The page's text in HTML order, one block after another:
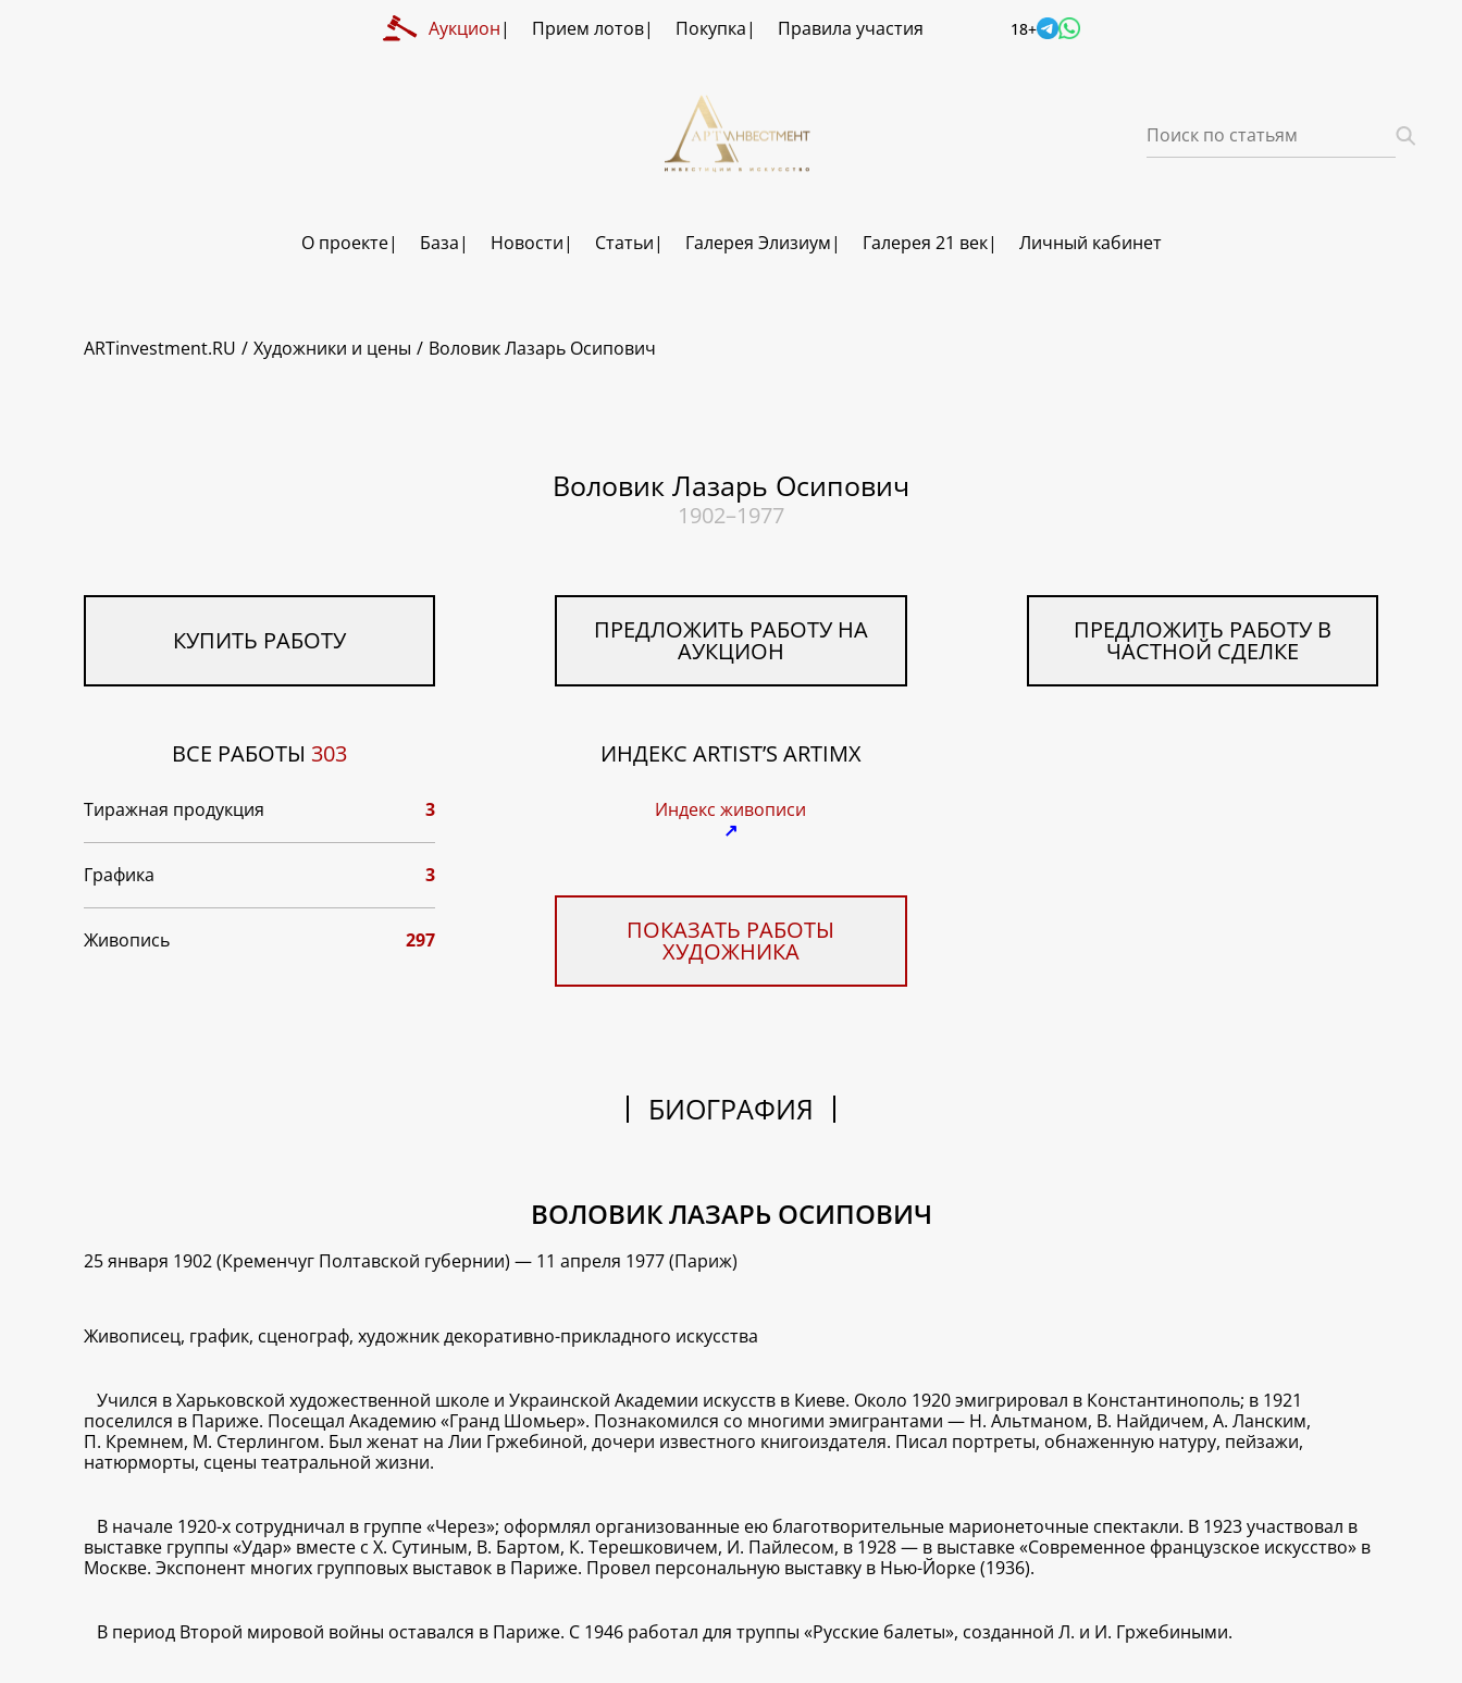
Аукцион Прием лотов Покупка Правила участия 18+
О проекте База Новости Статьи Галерея Элизиум Галерея 21 век Личный кабинет
ARTinvestment.RU Художники и цены Воловик Лазарь Осипович
Воловик Лазарь Осипович
1902–1977
КУПИТЬ РАБОТУ ПРЕДЛОЖИТЬ РАБОТУ НА
АУКЦИОН
ПРЕДЛОЖИТЬ РАБОТУ В
ЧАСТНОЙ СДЕЛКЕ
ВСЕ РАБОТЫ303
Тиражная продукция 3
Графика 3
Живопись 297
ИНДЕКС ARTIST’S ARTIMX
Индекс живописи
↗
ПОКАЗАТЬ РАБОТЫ
ХУДОЖНИКА
БИОГРАФИЯ
ВОЛОВИК ЛАЗАРЬ ОСИПОВИЧ
25 января 1902 (Кременчуг Полтавской губернии) — 11 апреля 1977 (Париж)
Живописец, график, сценограф, художник декоративно-прикладного искусства
Учился в Харьковской художественной школе и Украинской Академии искусств в Киеве. Около 1920 эмигрировал в Константинополь; в 1921
поселился в Париже. Посещал Академию «Гранд Шомьер». Познакомился со многими эмигрантами — Н. Альтманом, В. Найдичем, А. Ланским,
П. Кремнем, М. Стерлингом. Был женат на Лии Гржебиной, дочери известного книгоиздателя. Писал портреты, обнаженную натуру, пейзажи,
натюрморты, сцены театральной жизни.
В начале 1920-х сотрудничал в группе «Через»; оформлял организованные ею благотворительные марионеточные спектакли. В 1923 участвовал в
выставке группы «Удар» вместе с Х. Сутиным, В. Бартом, К. Терешковичем, И. Пайлесом, в 1928 — в выставке «Современное французское искусство» в
Москве. Экспонент многих групповых выставок в Париже. Провел персональную выставку в Нью-Йорке (1936).
В период Второй мировой войны оставался в Париже. С 1946 работал для труппы «Русские балеты», созданной Л. и И. Гржебиными.